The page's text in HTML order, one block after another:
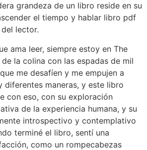
grandeza de un libro reside en su
el tiempo y hablar libro pdf
lector.
ama leer, siempre estoy en The
de la colina con las espadas de mil
me desafíen y me empujen a
diferentes maneras, y este libro
con eso, con su exploración
de la experiencia humana, y su
introspectivo y contemplativo
terminé el libro, sentí una
como un rompecabezas